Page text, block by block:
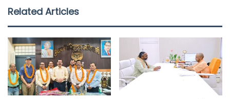
e
o
o
k
t
e
r
t
A
p
p
i
n
k
Related Articles